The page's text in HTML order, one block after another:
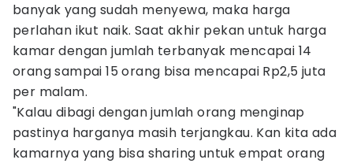
banyak yang sudah menyewa, maka harga
perlahan ikut naik. Saat akhir pekan untuk harga
kamar dengan jumlah terbanyak mencapai 14
orang sampai 15 orang bisa mencapai Rp2,5 juta
per malam.
"Kalau dibagi dengan jumlah orang menginap
pastinya harganya masih terjangkau. Kan kita ada
kamarnya yang bisa sharing untuk empat orang